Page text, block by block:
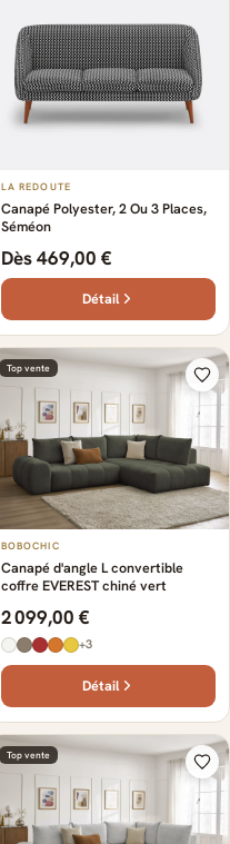
LA REDOUTE
Canapé Polyester, 2 Ou 3 Places,
Séméon
Dès 469,00 €
Détail
Top vente
BOBOCHIC
Canapé d'angle L convertible
coffre EVEREST chiné vert
2 099,00 €
+3
Détail
Top vente